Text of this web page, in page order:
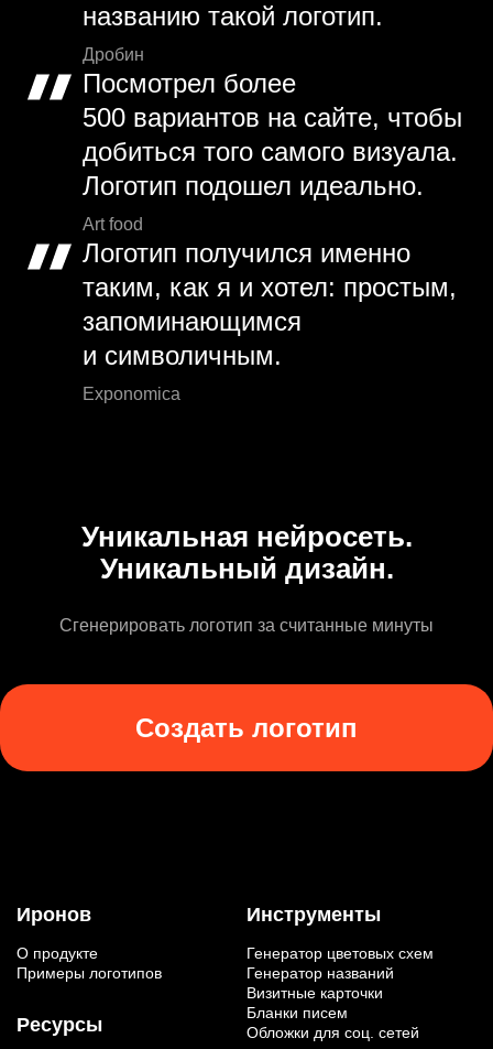
названию такой логотип.
Дробин
Посмотрел более
500 вариантов на сайте, чтобы
добиться того самого визуала.
Логотип подошел идеально.
Art food
Логотип получился именно
таким, как я и хотел: простым,
запоминающимся
и символичным.
Exponomica
Уникальная нейросеть.
Уникальный дизайн.
Сгенерировать логотип за считанные минуты
Создать логотип
Иронов
О продукте
Примеры логотипов
Ресурсы
Инструменты
Генератор цветовых схем
Генератор названий
Визитные карточки
Бланки писем
Обложки для соц. сетей